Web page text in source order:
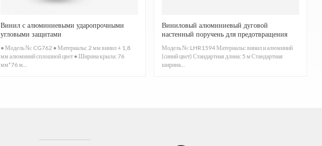
Винил с алюминиевыми ударопрочными
угловыми защитами
● Модель №: CG762 ● Материалы: 2 мм винил + 1,8
мм алюминий сплошной цвет ● Ширина крыла: 76
мм*76 м...
Виниловый алюминиевый дуговой
настенный поручень для предотвращения
Модель №: LHR1594 Материалы: винил и алюминий
(синий цвет) Стандартная длина: 5 м Стандартная
ширина...